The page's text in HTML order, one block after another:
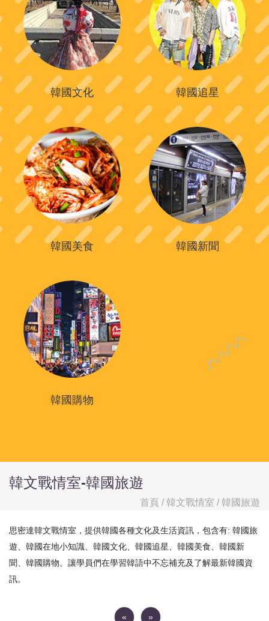
韓國文化 韓國追星
韓國美食 韓國新聞
韓國購物
韓文戰情室-韓國旅遊
首頁 / 韓文戰情室 / 韓國旅遊
思密達韓文戰情室，提供韓國各種文化及生活資訊，包含有: 韓國旅
遊、韓國在地小知識、韓國文化、韓國追星、韓國美食、韓國新
聞、韓國購物。讓學員們在學習韓語中不忘補充及了解最新韓國資
訊。
« »